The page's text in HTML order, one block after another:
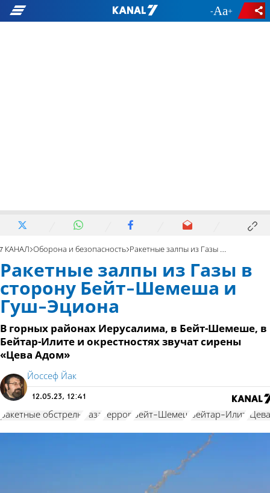
- +
7 КАНАЛ Оборона и безопасность Ракетные залпы из Газы в сторону Бейт-Шемеша и Гуш-Эциона
Ракетные залпы из Газы в
сторону Бейт-Шемеша и
Гуш-Эциона
В горных районах Иерусалима, в Бейт-Шемеше, в
Бейтар-Илите и окрестностях звучат сирены
«Цева Адом»
Йоссеф Йак
12.05.23, 12:41
ракетные обстрелы Газа террор Бейт-Шемеш Бейтар-Илит